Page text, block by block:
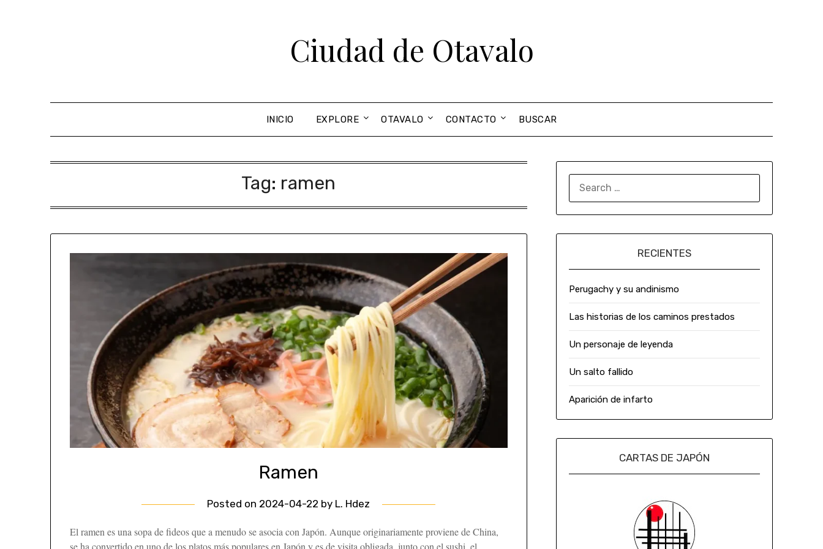
Ciudad de Otavalo
INICIO EXPLORE OTAVALO CONTACTO BUSCAR
Tag: ramen
Ramen
Posted on 2024-04-22 by L. Hdez
El ramen es una sopa de fideos que a menudo se asocia con Japón. Aunque originariamente proviene de China,
se ha convertido en uno de los platos más populares en Japón y es de visita obligada, junto con el sushi, el
RECIENTES
Perugachy y su andinismo
Las historias de los caminos prestados
Un personaje de leyenda
Un salto fallido
Aparición de infarto
CARTAS DE JAPÓN